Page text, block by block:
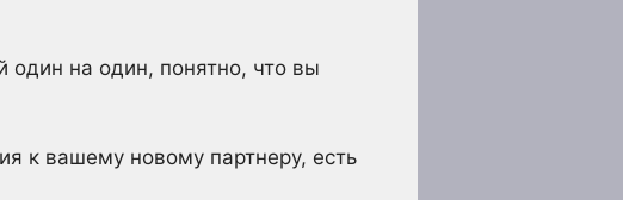
один на один, понятно, что вы
к вашему новому партнеру, есть